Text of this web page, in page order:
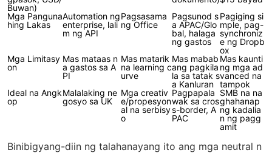
Buwan)
Mga Panguna
hing Lakas
Automation ng
enterprise, lali
m ng API
Pagsasama
ng Office
Pagsunod s
a APAC/Glo
bal, halaga
ng gastos
Pagiging si
mple, pag-
synchroniz
e ng Dropb
ox
Mga Limitasy
on
Mas mataas n
a gastos sa A
PI
Mas matarik
na learning c
urve
Mas mabab
ang pagkila
la sa tatak s
a Kanluran
Mas kaunti
ng mga ad
vanced na
tampok
Ideal na Angk
op
Malalaking ne
gosyo sa UK
Mga creativ
e/propesyon
al na serbisy
o
Pagpapala
wak sa cros
s-border, A
PAC
SMB na na
ghahanap
ng kadalia
n ng pagg
amit
Binibigyang-diin ng talahanayang ito ang mga neutral n